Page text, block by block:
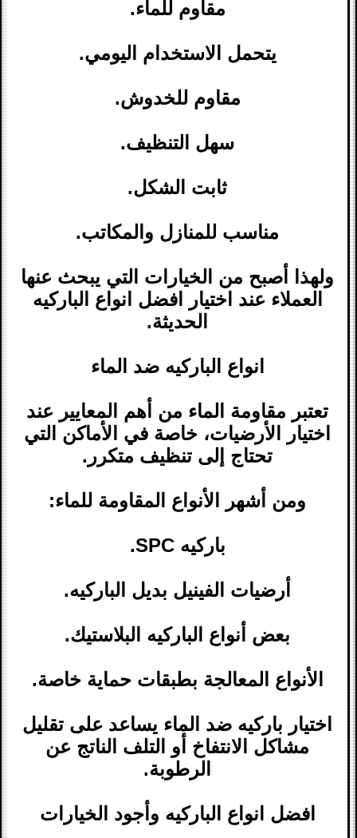
مقاوم للماء.
يتحمل الاستخدام اليومي.
مقاوم للخدوش.
سهل التنظيف.
ثابت الشكل.
مناسب للمنازل والمكاتب.
ولهذا أصبح من الخيارات التي يبحث عنها
العملاء عند اختيار افضل انواع الباركيه
الحديثة.
انواع الباركيه ضد الماء
تعتبر مقاومة الماء من أهم المعايير عند
اختيار الأرضيات، خاصة في الأماكن التي
تحتاج إلى تنظيف متكرر.
ومن أشهر الأنواع المقاومة للماء:
باركيه SPC.
أرضيات الفينيل بديل الباركيه.
بعض أنواع الباركيه البلاستيك.
الأنواع المعالجة بطبقات حماية خاصة.
اختيار باركيه ضد الماء يساعد على تقليل
مشاكل الانتفاخ أو التلف الناتج عن
الرطوبة.
افضل انواع الباركيه وأجود الخيارات